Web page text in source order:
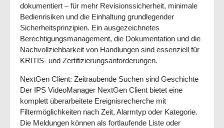
dokumentiert – für mehr Revisionssicherheit, minimale
Bedienrisiken und die Einhaltung grundlegender
Sicherheitsprinzipien. Ein ausgezeichnetes
Berechtigungsmanagement, die Dokumentation und die
Nachvollziehbarkeit von Handlungen sind essenziell für
KRITIS- und Zertifizierungsanforderungen.
NextGen Client: Zeitraubende Suchen sind Geschichte
Der IPS VideoManager NextGen Client bietet eine
komplett überarbeitete Ereignisrecherche mit
Filtermöglichkeiten nach Zeit, Alarmtyp oder Kategorie.
Die Meldungen können als fortlaufende Liste oder